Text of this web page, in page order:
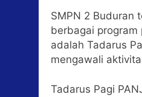
SMPN 2 Buduran
berbagai program
adalah Tadarus
mengawali
Tadarus Pagi